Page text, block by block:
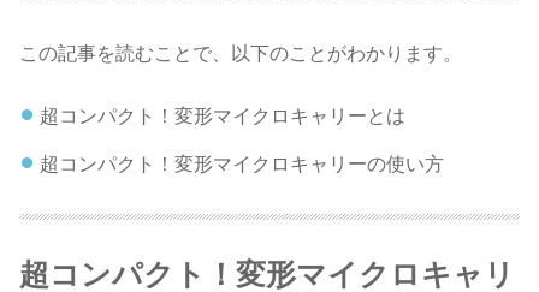
この記事を読むことで、以下のことがわかります。
超コンパクト！変形マイクロキャリーとは
超コンパクト！変形マイクロキャリーの使い方
超コンパクト！変形マイクロキャリ